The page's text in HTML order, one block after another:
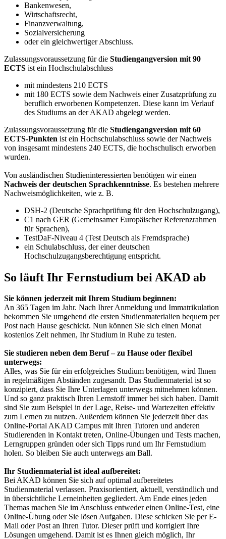
Bankenwesen,
Wirtschaftsrecht,
Finanzverwaltung,
Sozialversicherung
oder ein gleichwertiger Abschluss.
Zulassungsvoraussetzung für die Studiengangversion mit 90
ECTS ist ein Hochschulabschluss
mit mindestens 210 ECTS
mit 180 ECTS sowie dem Nachweis einer Zusatzprüfung zu
beruflich erworbenen Kompetenzen. Diese kann im Verlauf
des Studiums an der AKAD abgelegt werden.
Zulassungsvoraussetzung für die Studiengangversion mit 60
ECTS-Punkten ist ein Hochschulabschluss sowie der Nachweis
von insgesamt mindestens 240 ECTS, die hochschulisch erworben
wurden.
Von ausländischen Studieninteressierten benötigen wir einen
Nachweis der deutschen Sprachkenntnisse. Es bestehen mehrere
Nachweismöglichkeiten, wie z. B.
DSH-2 (Deutsche Sprachprüfung für den Hochschulzugang),
C1 nach GER (Gemeinsamer Europäischer Referenzrahmen
für Sprachen),
TestDaF-Niveau 4 (Test Deutsch als Fremdsprache)
ein Schulabschluss, der einer deutschen
Hochschulzugangsberechtigung entspricht.
So läuft Ihr Fernstudium bei AKAD ab
Sie können jederzeit mit Ihrem Studium beginnen:
An 365 Tagen im Jahr. Nach Ihrer Anmeldung und Immatrikulation
bekommen Sie umgehend die ersten Studienmaterialien bequem per
Post nach Hause geschickt. Nun können Sie sich einen Monat
kostenlos Zeit nehmen, Ihr Studium in Ruhe zu testen.
Sie studieren neben dem Beruf – zu Hause oder flexibel
unterwegs:
Alles, was Sie für ein erfolgreiches Studium benötigen, wird Ihnen
in regelmäßigen Abständen zugesandt. Das Studienmaterial ist so
konzipiert, dass Sie Ihre Unterlagen unterwegs mitnehmen können.
Und so ganz praktisch Ihren Lernstoff immer bei sich haben. Damit
sind Sie zum Beispiel in der Lage, Reise- und Wartezeiten effektiv
zum Lernen zu nutzen. Außerdem können Sie jederzeit über das
Online-Portal AKAD Campus mit Ihren Tutoren und anderen
Studierenden in Kontakt treten, Online-Übungen und Tests machen,
Lerngruppen gründen oder sich Tipps rund um Ihr Fernstudium
holen. So bleiben Sie auch unterwegs am Ball.
Ihr Studienmaterial ist ideal aufbereitet:
Bei AKAD können Sie sich auf optimal aufbereitetes
Studienmaterial verlassen. Praxisorientiert, aktuell, verständlich und
in übersichtliche Lerneinheiten gegliedert. Am Ende eines jeden
Themas machen Sie im Anschluss entweder einen Online-Test, eine
Online-Übung oder Sie lösen Aufgaben. Diese schicken Sie per E-
Mail oder Post an Ihren Tutor. Dieser prüft und korrigiert Ihre
Lösungen umgehend. Damit ist es Ihnen gleich möglich, Ihr